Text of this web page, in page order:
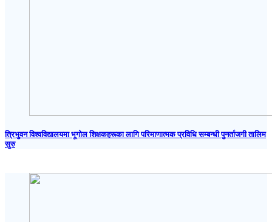
त्रिभुवन विश्वविद्यालयमा भूगोल शिक्षकहरूका लागि परिमाणात्मक प्रविधि सम्बन्धी पुनर्ताजगी तालिम
सुरु